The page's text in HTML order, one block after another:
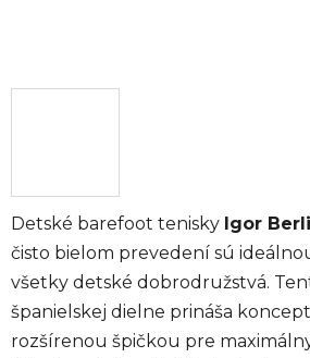
Detské barefoot tenisky Igor
čisto bielom prevedení sú
všetky detské dobrodružstvá.
španielskej dielne prináša
rozšírenou špičkou pre